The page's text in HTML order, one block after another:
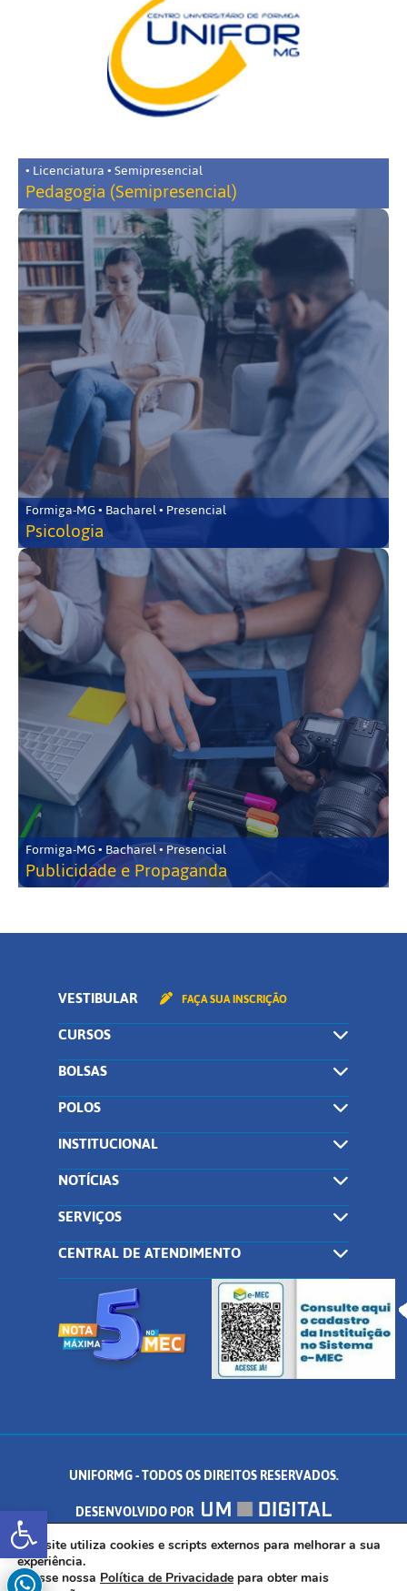
Abrir a barra de ferramentas
• Licenciatura • Semipresencial
Pedagogia (Semipresencial)
Formiga-MG • Bacharel • Presencial
Psicologia
Formiga-MG • Bacharel • Presencial
Publicidade e Propaganda
VESTIBULAR FAÇA SUA INSCRIÇÃO
CURSOS
BOLSAS
POLOS
INSTITUCIONAL
NOTÍCIAS
SERVIÇOS
CENTRAL DE ATENDIMENTO
UNIFORMG - TODOS OS DIREITOS RESERVADOS.
DESENVOLVIDO POR
AV. DR. ARNALDO DE SENNA, 328 - PALMEIRAS, FORMIGA/MG - CEP:
35.574.530
Este site utiliza cookies e scripts externos para melhorar a sua
experiência.
Acesse nossa Política de Privacidade para obter mais